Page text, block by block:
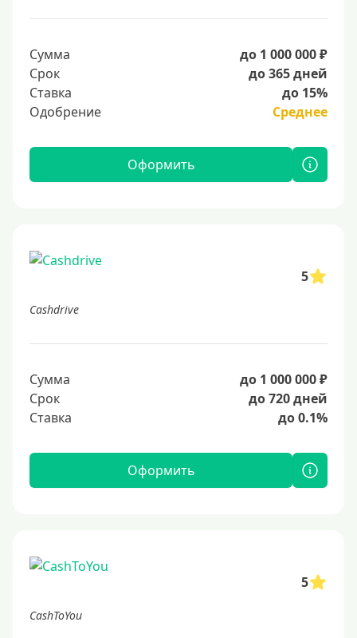
Сумма
до 1 000 000 ₽
Срок
до 365 дней
Ставка
до 15%
Одобрение
Среднее
Оформить
5
Cashdrive
Сумма
до 1 000 000 ₽
Срок
до 720 дней
Ставка
до 0.1%
Оформить
5
CashToYou